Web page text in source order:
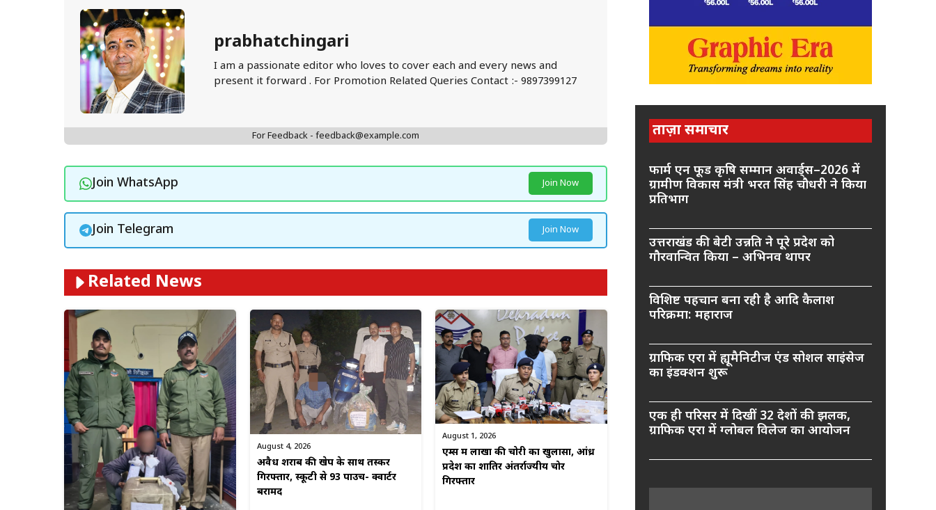
prabhatchingari
I am a passionate editor who loves to cover each and every news and
present it forward . For Promotion Related Queries Contact :- 9897399127
For Feedback - feedback@example.com
Join WhatsApp Join Now
Join Telegram Join Now
Related News
August 4, 2026
अवैध शराब की खेप के साथ तस्कर
गिरफ्तार, स्कूटी से 93 पाउच- क्वार्टर
बरामद
August 1, 2026
एम्स में लाखों की चोरी का खुलासा, आंध्र
प्रदेश का शातिर अंतर्राज्यीय चोर
गिरफ्तार
ताज़ा समाचार
फार्म एन फूड कृषि सम्मान अवार्ड्स–2026 में
ग्रामीण विकास मंत्री भरत सिंह चौधरी ने किया
प्रतिभाग
उत्तराखंड की बेटी उन्नति ने पूरे प्रदेश को
गौरवान्वित किया – अभिनव थापर
विशिष्ट पहचान बना रही है आदि कैलाश
परिक्रमा: महाराज
ग्राफिक एरा में ह्यूमैनिटीज एंड सोशल साइंसेज
का इंडक्शन शुरू
एक ही परिसर में दिखीं 32 देशों की झलक,
ग्राफिक एरा में ग्लोबल विलेज का आयोजन